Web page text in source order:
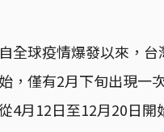
自全球疫情爆發以來，
始，僅有2月下旬出現一
4月12日至12月20日